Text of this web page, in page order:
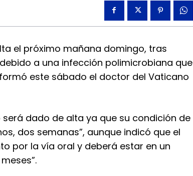
el próximo mañana domingo, tras
a una infección polimicrobiana que
este sábado el doctor del Vaticano
dado de alta ya que su condición de
dos semanas”, aunque indicó que el
por la vía oral y deberá estar en un